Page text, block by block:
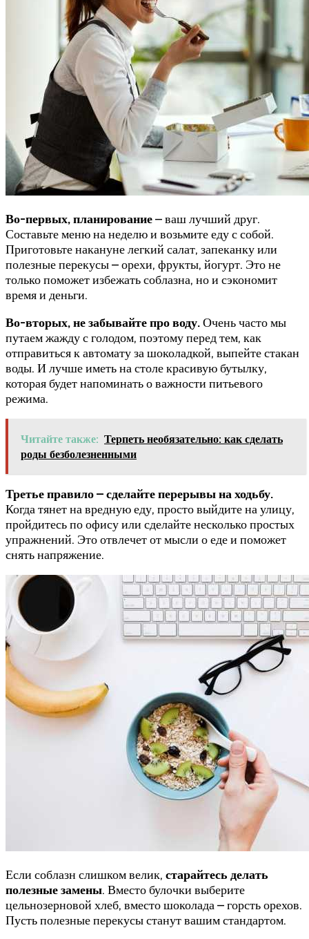
Во-первых, планирование– ваш лучший друг.
Составьте меню на неделю и возьмите еду с собой.
Приготовьте накануне легкий салат, запеканку или
полезные перекусы – орехи, фрукты, йогурт. Это не
только поможет избежать соблазна, но и сэкономит
время и деньги.
Во-вторых, не забывайте про воду.Очень часто мы
путаем жажду с голодом, поэтому перед тем, как
отправиться к автомату за шоколадкой, выпейте стакан
воды. И лучше иметь на столе красивую бутылку,
которая будет напоминать о важности питьевого
режима.
Читайте также: Терпеть необязательно: как сделать
роды безболезненными
Третье правило – сделайте перерывы на ходьбу.
Когда тянет на вредную еду, просто выйдите на улицу,
пройдитесь по офису или сделайте несколько простых
упражнений. Это отвлечет от мысли о еде и поможет
снять напряжение.
Если соблазн слишком велик, старайтесь делать
полезные замены. Вместо булочки выберите
цельнозерновой хлеб, вместо шоколада – горсть орехов.
Пусть полезные перекусы станут вашим стандартом.